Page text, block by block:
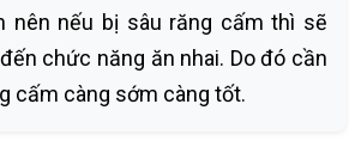
nên nếu bị sâu răng cấm thì sẽ
chức năng ăn nhai. Do đó cần
cấm càng sớm càng tốt.